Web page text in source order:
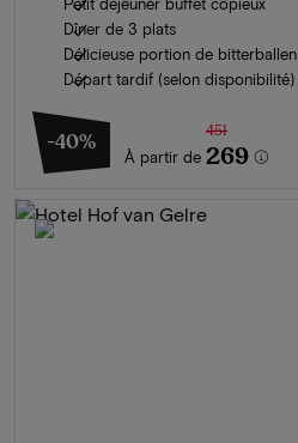
Dîner de 3 plats
Délicieuse portion de bitterballen
Départ tardif (selon disponibilité)
-40%
À partir de
451
269